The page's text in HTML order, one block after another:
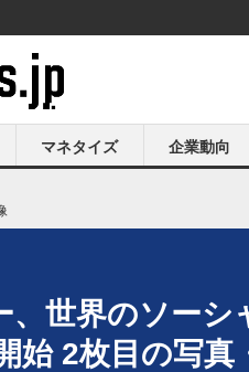
マネタイズ 企業動向
、世界のソー
始 2枚目の写真